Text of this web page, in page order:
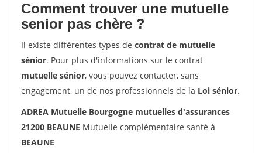
Comment trouver une mutuelle
senior pas chère ?
Il existe différentes types de contrat de mutuelle
sénior. Pour plus d'informations sur le contrat
mutuelle sénior, vous pouvez contacter, sans
engagement, un de nos professionnels de la Loi sénior.
ADREA Mutuelle Bourgogne mutuelles d'assurances
21200 BEAUNE Mutuelle complémentaire santé à
BEAUNE